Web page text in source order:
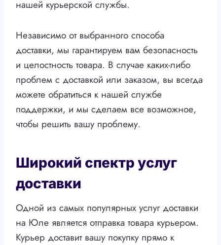
нашей курьерской службы.
Независимо от выбранного способа
доставки, мы гарантируем вам безопасность
и целостность товара. В случае каких-либо
проблем с доставкой или заказом, вы всегда
можете обратиться к нашей службе
поддержки, и мы сделаем все возможное,
чтобы решить вашу проблему.
Широкий спектр услуг
доставки
Одной из самых популярных услуг доставки
на Юле является отправка товара курьером.
Курьер доставит вашу покупку прямо к